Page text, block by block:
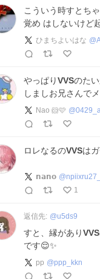
こういう時すとち
覚め はしないけど
ひまちよいはな @
やっぱりVVSのた
しましお兄さんで
Nao 🐹🩷 @
ロレなるのVVSは
𝗻𝗮𝗻𝗼 @npiixru27_
1
返信先: @u5ds9
すと、縁がありVVS
です😌✨
pp @ppp_kkn